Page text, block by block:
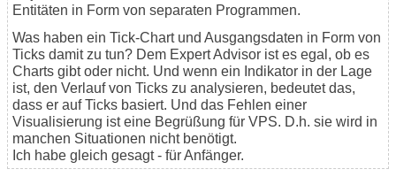
Entitäten in Form von separaten Programmen.
Was haben ein Tick-Chart und Ausgangsdaten in Form von
Ticks damit zu tun? Dem Expert Advisor ist es egal, ob es
Charts gibt oder nicht. Und wenn ein Indikator in der Lage
ist, den Verlauf von Ticks zu analysieren, bedeutet das,
dass er auf Ticks basiert. Und das Fehlen einer
Visualisierung ist eine Begrüßung für VPS. D.h. sie wird in
manchen Situationen nicht benötigt.
Ich habe gleich gesagt - für Anfänger.